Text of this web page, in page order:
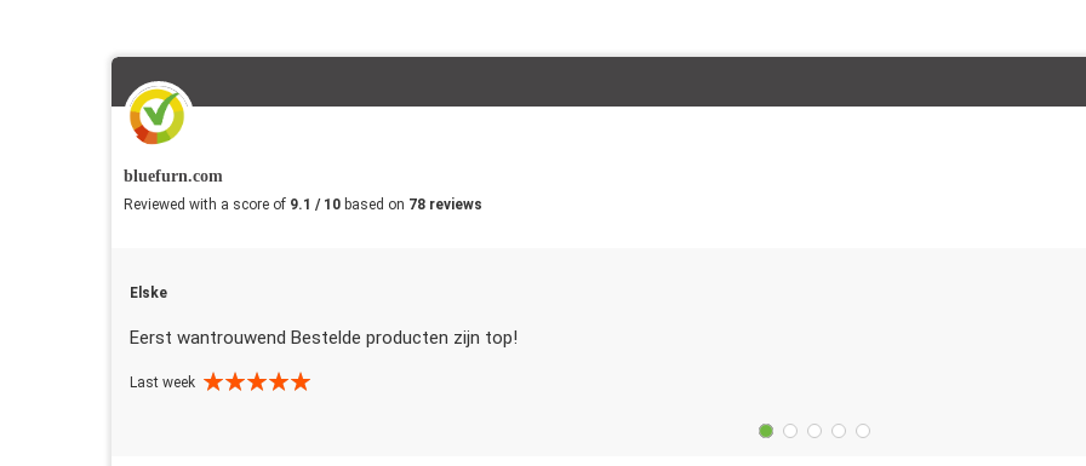
bluefurn.com
Reviewed with a score of 9.1 / 10 based on 78 reviews
Elske
Eerst wantrouwend Bestelde producten zijn top!
Last week